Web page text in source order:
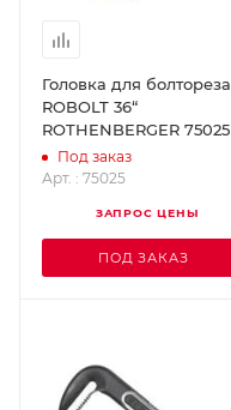
Головка для болтореза
ROBOLT 36“
ROTHENBERGER 75025
Под заказ
Арт. : 75025
ЗАПРОС ЦЕНЫ
ПОД ЗАКАЗ